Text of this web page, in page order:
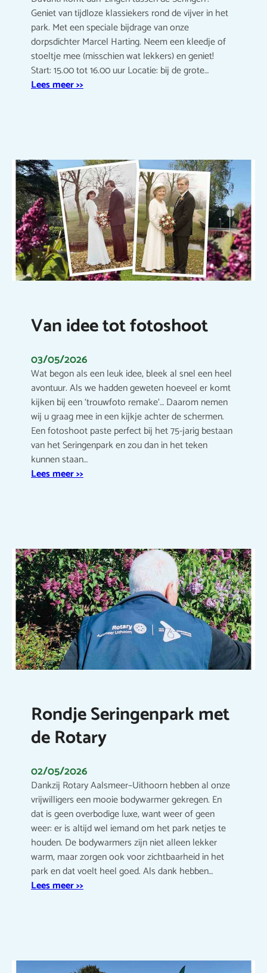
Geniet van tijdloze klassiekers rond de vijver in het
park. Met een speciale bijdrage van onze
dorpsdichter Marcel Harting. Neem een kleedje of
stoeltje mee (misschien wat lekkers) en geniet!
Start: 15.00 tot 16.00 uur Locatie: bij de grote…
Lees meer >>
Van idee tot fotoshoot
03/05/2026
Wat begon als een leuk idee, bleek al snel een heel
avontuur. Als we hadden geweten hoeveel er komt
kijken bij een ‘trouwfoto remake‘… Daarom nemen
wij u graag mee in een kijkje achter de schermen.
Een fotoshoot paste perfect bij het 75-jarig bestaan
van het Seringenpark en zou dan in het teken
kunnen staan…
Lees meer >>
Rondje Seringenpark met
de Rotary
02/05/2026
Dankzij Rotary Aalsmeer–Uithoorn hebben al onze
vrijwilligers een mooie bodywarmer gekregen. En
dat is geen overbodige luxe, want weer of geen
weer: er is altijd wel iemand om het park netjes te
houden. De bodywarmers zijn niet alleen lekker
warm, maar zorgen ook voor zichtbaarheid in het
park en dat voelt heel goed. Als dank hebben…
Lees meer >>